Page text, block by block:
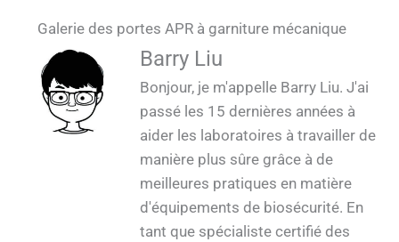
Galerie des portes APR à garniture mécanique
de grands animaux-Mur en béton_1
sur le Fair_1
montées sur mur en inox _1
QUALIA montées sur mur en béton_1
montées en laboratoire module BSL 3 _1
montées en laboratoire module BSL 3 2_1
Portes APR à scellement mécanique
QUALIA - Passerelle contaminée (Zone de
protection pour grands animaux)_1_1
Barry Liu
Bonjour, je m'appelle Barry Liu. J'ai
passé les 15 dernières années à
aider les laboratoires à travailler de
manière plus sûre grâce à de
meilleures pratiques en matière
d'équipements de biosécurité. En
tant que spécialiste certifié des